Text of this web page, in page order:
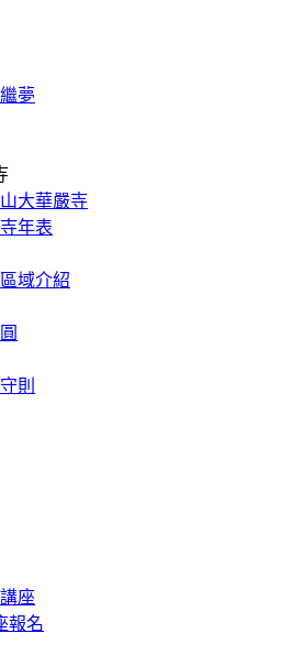
夢
大華嚴寺
年表
域介紹
則
座
報名